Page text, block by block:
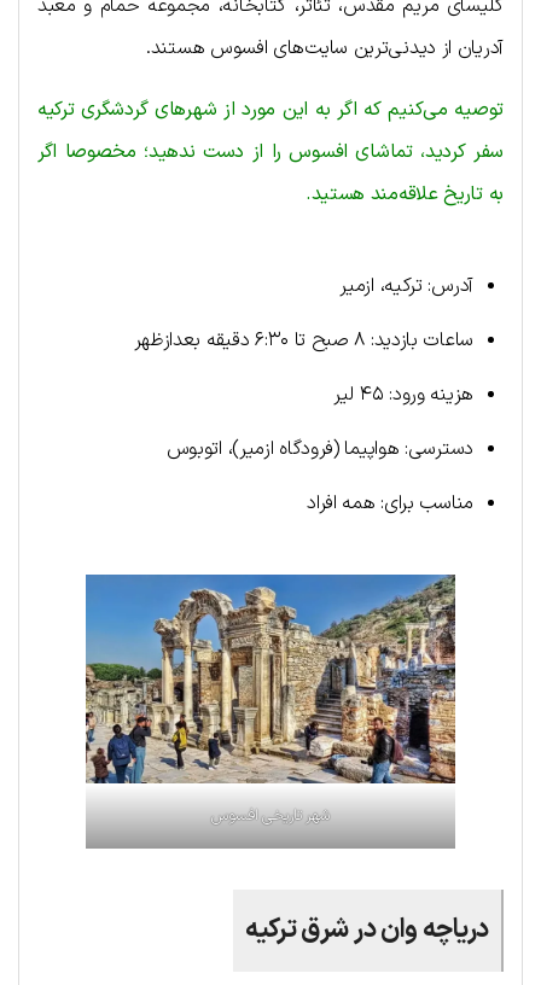
کلیسای مریم مقدس، تئاتر، کتابخانه، مجموعه حمام و معبد
آدریان از دیدنی‌ترین سایت‌های افسوس هستند.
توصیه می‌کنیم که اگر به این مورد از شهرهای گردشگری ترکیه
سفر کردید، تماشای افسوس را از دست ندهید؛ مخصوصا اگر
به تاریخ علاقه‌مند هستید.
آدرس: ترکیه، ازمیر
ساعات بازدید: ۸ صبح تا ۶:۳۰ دقیقه بعدازظهر
هزینه ورود: ۴۵ لیر
دسترسی: هواپیما (فرودگاه ازمیر)، اتوبوس
مناسب برای: همه افراد
شهر تاریخی افسوس
دریاچه وان در شرق ترکیه